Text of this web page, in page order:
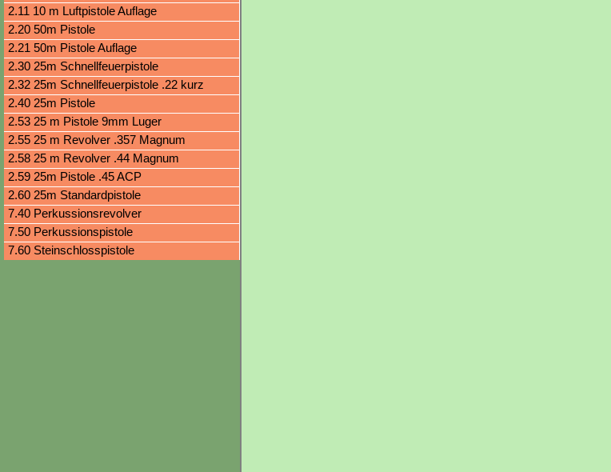
2.11 10 m Luftpistole Auflage
2.20 50m Pistole
2.21 50m Pistole Auflage
2.30 25m Schnellfeuerpistole
2.32 25m Schnellfeuerpistole .22 kurz
2.40 25m Pistole
2.53 25 m Pistole 9mm Luger
2.55 25 m Revolver .357 Magnum
2.58 25 m Revolver .44 Magnum
2.59 25m Pistole .45 ACP
2.60 25m Standardpistole
7.40 Perkussionsrevolver
7.50 Perkussionspistole
7.60 Steinschlosspistole